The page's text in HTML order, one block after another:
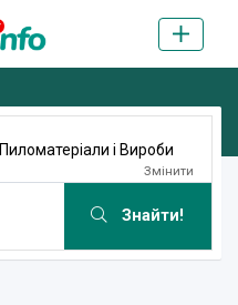
Пиломатеріали і Вироби
Змінити
Знайти!